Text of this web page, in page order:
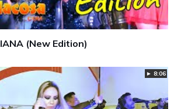
(New Edition)
► 8:06